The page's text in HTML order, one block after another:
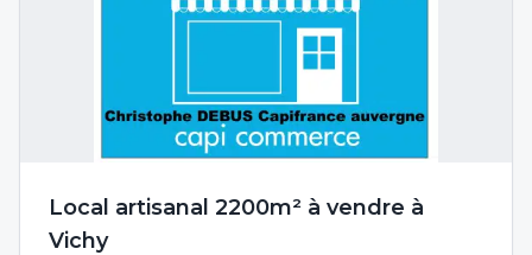
Local artisanal 2200m² à vendre à
Vichy